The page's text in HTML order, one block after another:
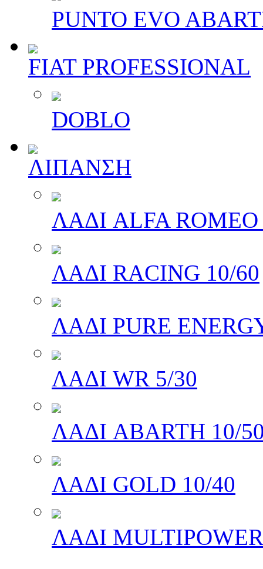
PUNTO EVO
FIAT PROFESSIONAL
DOBLO
ΛΙΠΑΝΣΗ
ΛΑΔΙ ALFA
ΛΑΔΙ RACING 10/60
ΛΑΔΙ PURE
ΛΑΔΙ WR 5/30
ΛΑΔΙ ABARTH 10/
ΛΑΔΙ GOLD 10/40
ΛΑΔΙ